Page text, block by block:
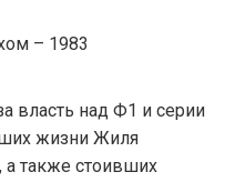
власть над Ф1 и серии
жизни Жиля
а также стоивших